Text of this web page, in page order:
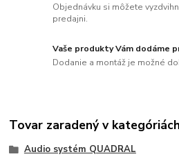
Objednávku si môžete
predajni.
Vaše produkty Vám dodáme
Dodanie a montáž je možné
Tovar zaradený v kategóriách
Audio systém QUADRAL